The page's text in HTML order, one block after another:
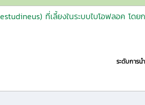
ที่เลี้ยงในระบบไบโอฟลอค โดย
ระดับการน